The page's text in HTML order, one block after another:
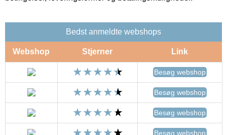
Bedst anmeldte webshops
Webshop Stjerner Link
Besøg webshop
Besøg webshop
Besøg webshop
Besøg webshop